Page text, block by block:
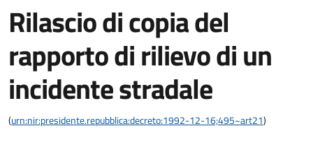
Rilascio di copia del
rapporto di rilievo di un
incidente stradale
(urn:nir:presidente.repubblica:decreto:1992-12-16;495~art21)